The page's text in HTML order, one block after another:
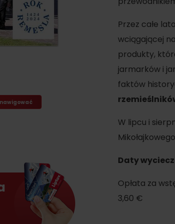
WYKAZ CENTRÓW
Program dla
Obiekty
Teambuildingy
Ružomberok
WSZYSTKIE WYDARZENIA
Skialpinizm
Przez całe
wciągającej
produkty,
jarmarków i
faktów
W lipcu i
Daty
Opłata za
3,60 €
nawigować